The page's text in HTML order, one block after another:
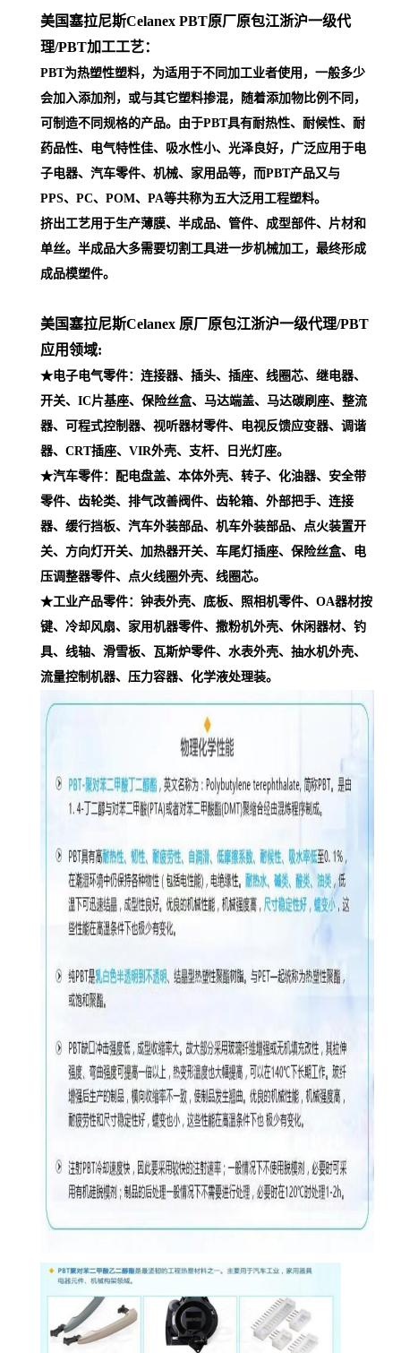
美国塞拉尼斯Celanex PBT原厂原包江浙沪一级代
理/PBT加工工艺：
PBT为热塑性塑料，为适用于不同加工业者使用，一般多少
会加入添加剂，或与其它塑料掺混，随着添加物比例不同，
可制造不同规格的产品。由于PBT具有耐热性、耐候性、耐
药品性、电气特性佳、吸水性小、光泽良好，广泛应用于电
子电器、汽车零件、机械、家用品等，而PBT产品又与
PPS、PC、POM、PA等共称为五大泛用工程塑料。
挤出工艺用于生产薄膜、半成品、管件、成型部件、片材和
单丝。半成品大多需要切割工具进一步机械加工，最终形成
成品模塑件。
美国塞拉尼斯Celanex 原厂原包江浙沪一级代理/PBT
应用领域:
★电子电气零件：连接器、插头、插座、线圈芯、继电器、
开关、IC片基座、保险丝盒、马达端盖、马达碳刷座、整流
器、可程式控制器、视听器材零件、电视反馈应变器、调谐
器、CRT插座、VIR外壳、支杆、日光灯座。
★汽车零件：配电盘盖、本体外壳、转子、化油器、安全带
零件、齿轮类、排气改善阀件、齿轮箱、外部把手、连接
器、缓行挡板、汽车外装部品、机车外装部品、点火装置开
关、方向灯开关、加热器开关、车尾灯插座、保险丝盒、电
压调整器零件、点火线圈外壳、线圈芯。
★工业产品零件：钟表外壳、底板、照相机零件、OA器材按
键、冷却风扇、家用机器零件、撒粉机外壳、休闲器材、钓
具、线轴、滑雪板、瓦斯炉零件、水表外壳、抽水机外壳、
流量控制机器、压力容器、化学液处理装。